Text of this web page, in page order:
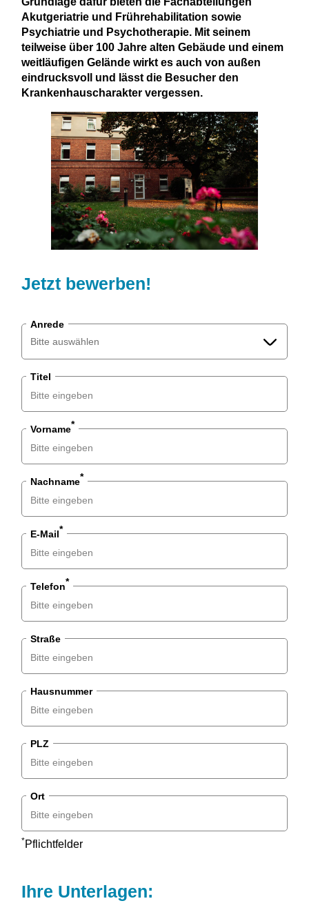
Akutgeriatrie und Frührehabilitation sowie
Psychiatrie und Psychotherapie. Mit seinem
teilweise über 100 Jahre alten Gebäude und einem
weitläufigen Gelände wirkt es auch von außen
eindrucksvoll und lässt die Besucher den
Krankenhauscharakter vergessen.
Jetzt bewerben!
Anrede
Bitte auswählen
Bitte auswählen
Herr
Titel
Vorname*
Nachname*
E-Mail*
Telefon*
Straße
Hausnummer
PLZ
Ort
*Pflichtfelder
Ihre Unterlagen: